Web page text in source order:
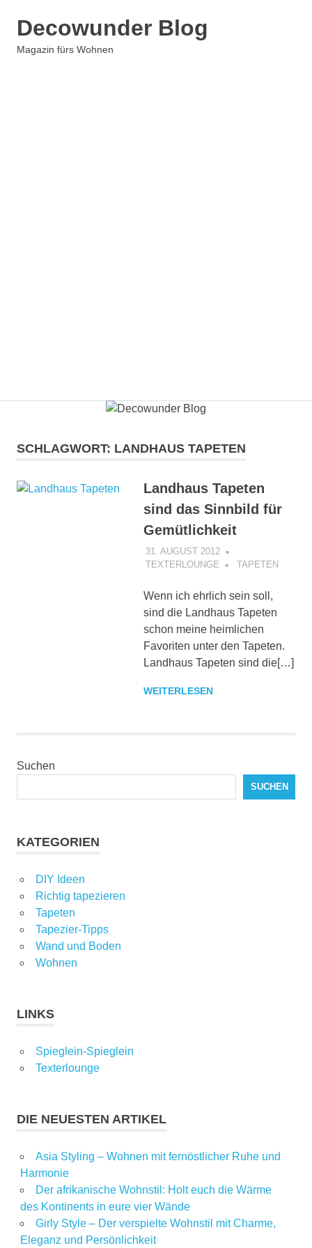
InhaltDecowunder Blog
Magazin fürs Wohnen
SCHLAGWORT: LANDHAUS TAPETEN
Landhaus Tapeten
sind das Sinnbild für
Gemütlichkeit
31. AUGUST 2012
TEXTERLOUNGE
TAPETEN
Wenn ich ehrlich sein soll,
sind die Landhaus Tapeten
schon meine heimlichen
Favoriten unter den Tapeten.
Landhaus Tapeten sind die[…]
WEITERLESEN
Suchen
SUCHEN
KATEGORIEN
DIY Ideen
Richtig tapezieren
Tapeten
Tapezier-Tipps
Wand und Boden
Wohnen
LINKS
Spieglein-Spieglein
Texterlounge
DIE NEUESTEN ARTIKEL
Asia Styling – Wohnen mit fernöstlicher Ruhe und
Harmonie
Der afrikanische Wohnstil: Holt euch die Wärme
des Kontinents in eure vier Wände
Girly Style – Der verspielte Wohnstil mit Charme,
Eleganz und Persönlichkeit